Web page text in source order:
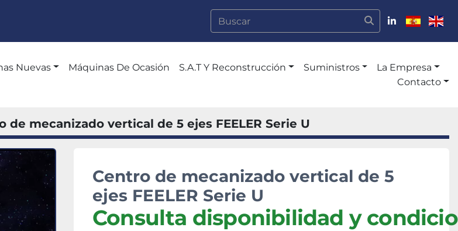
linkedin
Nuevas Máquinas De Ocasión S.A.T Y Reconstrucción Suministros
La Empresa
Contacto
de mecanizado vertical de 5 ejes FEELER Serie U
Centro de mecanizado vertical de 5
ejes FEELER Serie U
Consulta disponibilidad y